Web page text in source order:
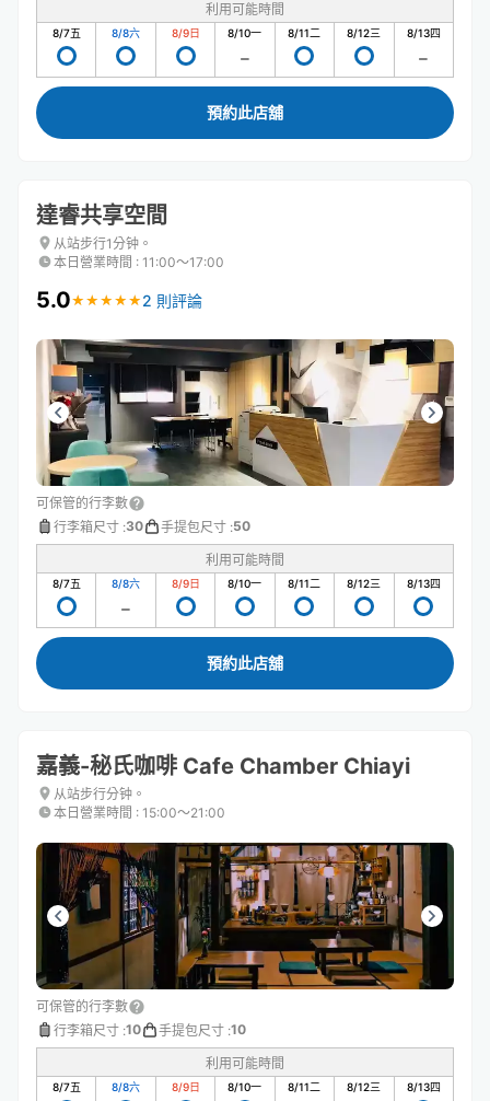
利用可能時間
8/7五 8/8六 8/9日 8/10一 8/11二 8/12三 8/13四
預約此店舖
達睿共享空間
从站步行1分钟。
本日營業時間 : 11:00〜17:00
5.0★ ★ ★ ★ ★
★ ★ ★ ★ ★ 2 則評論
可保管的行李數
行李箱尺寸 :30 手提包尺寸 :50
利用可能時間
8/7五 8/8六 8/9日 8/10一 8/11二 8/12三 8/13四
預約此店舖
嘉義-秘氏咖啡 Cafe Chamber Chiayi
从站步行分钟。
本日營業時間 : 15:00〜21:00
可保管的行李數
行李箱尺寸 :10 手提包尺寸 :10
利用可能時間
8/7五 8/8六 8/9日 8/10一 8/11二 8/12三 8/13四